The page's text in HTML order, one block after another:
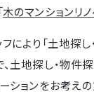
木のマンションリ
により「土地探
土地探し・物件
ーションをお考